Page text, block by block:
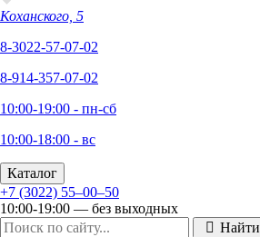
Коханского, 5
8-3022-57-07-02
8-914-357-07-02
10:00-19:00 - пн-сб
10:00-18:00 - вс
Каталог
+7 (3022) 55‒00‒50
10:00-19:00 — без выходных
Найти